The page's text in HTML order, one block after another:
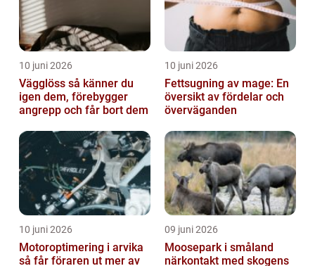
10 juni 2026
Vägglöss så känner du
igen dem, förebygger
angrepp och får bort dem
10 juni 2026
Fettsugning av mage: En
översikt av fördelar och
överväganden
10 juni 2026
Motoroptimering i arvika
så får föraren ut mer av
09 juni 2026
Moosepark i småland
närkontakt med skogens